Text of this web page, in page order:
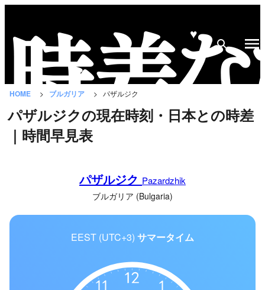
♥
HOME ブルガリア パザルジク
パザルジクの現在時刻・日本との時差
｜時間早見表
パザルジク Pazardzhik
ブルガリア (Bulgaria)
EEST (UTC+3) サマータイム
な
と
は？